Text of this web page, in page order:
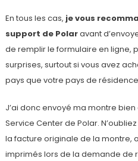
En tous les cas, je vous
support de Polaravant
de remplir le formulaire en ligne,
surprises, surtout si vous avez
pays que votre pays de
J’ai donc envoyé ma montre
Service Center de Polar.
la facture originale de la montre,
imprimés lors de la demande de